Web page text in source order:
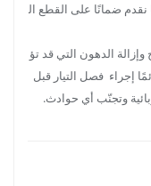
نقدم ضمانًا على القطع ال
الدهون التي قد تؤ
إجراء فصل التيار قبل
وتجنّب أي حوادث.